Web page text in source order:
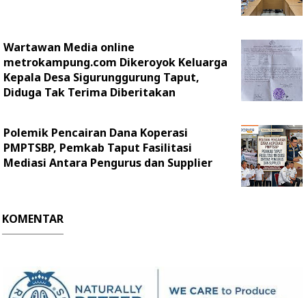
Wartawan Media online
metrokampung.com Dikeroyok Keluarga
Kepala Desa Sigurunggurung Taput,
Diduga Tak Terima Diberitakan
Polemik Pencairan Dana Koperasi
PMPTSBP, Pemkab Taput Fasilitasi
Mediasi Antara Pengurus dan Supplier
KOMENTAR